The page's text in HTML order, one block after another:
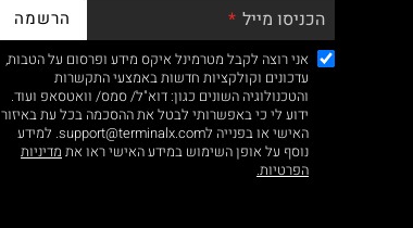
הכניסו מייל הרשמה
אני רוצה לקבל מטרמינל איקס מידע ופרסום על הטבות,
עדכונים וקולקציות חדשות באמצעי התקשרות
והטכנולוגיה השונים כגון: דוא"ל/ סמס/ וואטסאפ ועוד.
ידוע לי כי באפשרותי לבטל את ההסכמה בכל עת באיזור
האישי או בפנייה לsupport@terminalx.com. למידע
נוסף על אופן השימוש במידע האישי ראו את מדיניות
הפרטיות.